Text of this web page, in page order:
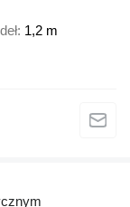
1,2 m